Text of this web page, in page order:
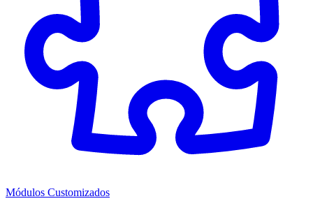
Módulos Customizados